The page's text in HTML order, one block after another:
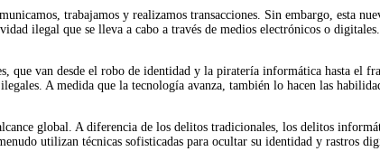
trabajamos y realizamos transacciones. Sin embargo, esta
ilegal que se lleva a cabo a través de medios electrónicos o
que van desde el robo de identidad y la piratería informática hasta el
A medida que la tecnología avanza, también lo hacen las
global. A diferencia de los delitos tradicionales, los delitos
utilizan técnicas sofisticadas para ocultar su identidad y rastros